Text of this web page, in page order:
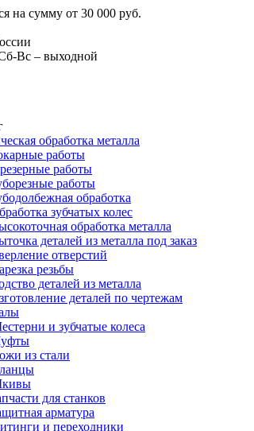
на сумму от 30 000 руб.
Вс – выходной
обработка металла
работы
работы
работы
обработка
зубчатых колес
обработка металла
деталей из металла под заказ
отверстий
резьбы
деталей из металла
деталей по чертежам
и зубчатые колеса
из стали
для станков
арматура
и переходники